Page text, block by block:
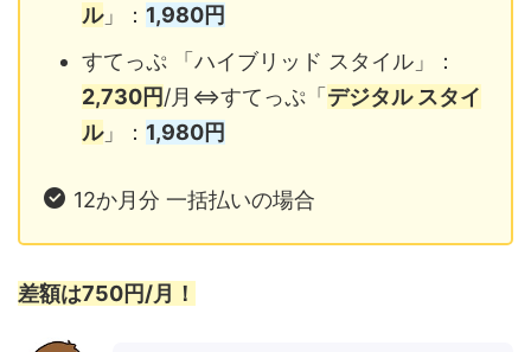
ル」： 1,980円
すてっぷ 「ハイブリッド スタイル」：
2,730円/月⇔すてっぷ「デジタル スタイ
ル」： 1,980円
12か月分 一括払いの場合
差額は750円/月！